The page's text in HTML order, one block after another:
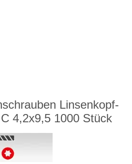
Linsenkopf-
4,2x9,5 1000 Stück